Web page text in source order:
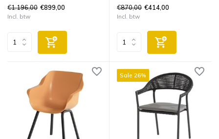
€1.196,00 €899,00
Incl. btw
€870,00 €414,00
Incl. btw
Sale 26%